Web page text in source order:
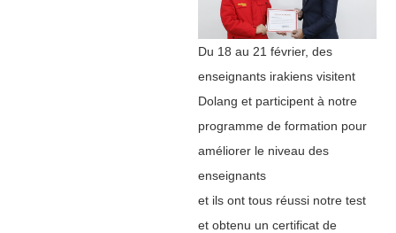
Du 18 au 21 février, des
enseignants irakiens visitent
Dolang et participent à notre
programme de formation pour
améliorer le niveau des
enseignants
et ils ont tous réussi notre test
et obtenu un certificat de